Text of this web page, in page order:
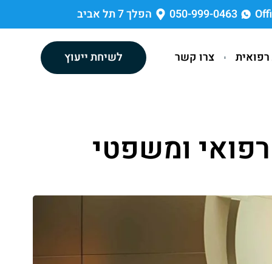
050-999-0463 הפלך 7 תל אביב
צרו קשר לשיחת ייעוץ